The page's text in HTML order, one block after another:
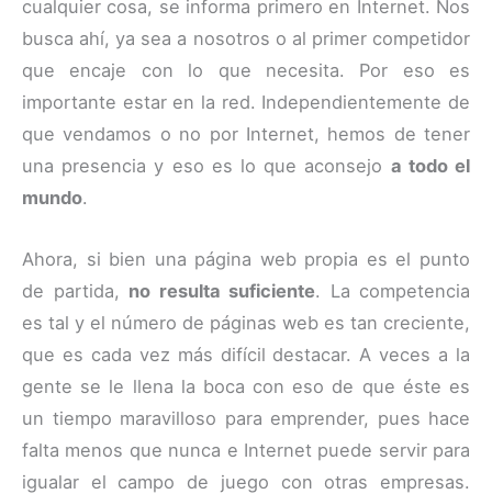
cualquier cosa, se informa primero en Internet. Nos
busca ahí, ya sea a nosotros o al primer competidor
que encaje con lo que necesita. Por eso es
importante estar en la red. Independientemente de
que vendamos o no por Internet, hemos de tener
una presencia y eso es lo que aconsejo a todo el
mundo.
Ahora, si bien una página web propia es el punto
de partida, no resulta suficiente. La competencia
es tal y el número de páginas web es tan creciente,
que es cada vez más difícil destacar. A veces a la
gente se le llena la boca con eso de que éste es
un tiempo maravilloso para emprender, pues hace
falta menos que nunca e Internet puede servir para
igualar el campo de juego con otras empresas.